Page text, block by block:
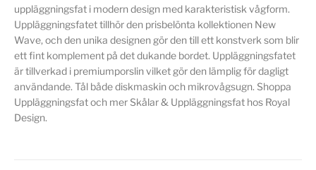
uppläggningsfat i modern design med karakteristisk vågform.
Uppläggningsfatet tillhör den prisbelönta kollektionen New
Wave, och den unika designen gör den till ett konstverk som blir
ett fint komplement på det dukande bordet. Uppläggningsfatet
är tillverkad i premiumporslin vilket gör den lämplig för dagligt
användande. Tål både diskmaskin och mikrovågsugn. Shoppa
Uppläggningsfat och mer Skålar & Uppläggningsfat hos Royal
Design.